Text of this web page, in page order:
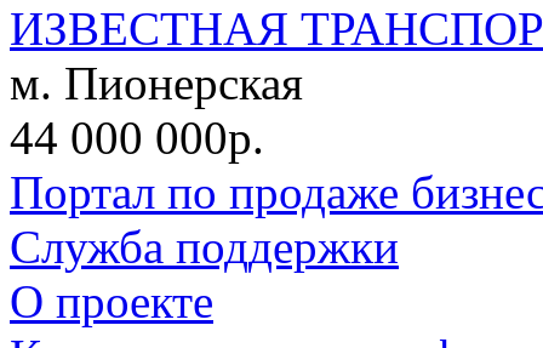
ИЗВЕСТНАЯ
м. Пионерская
44 000 000р.
Портал по продаже
Служба поддержки
О проекте